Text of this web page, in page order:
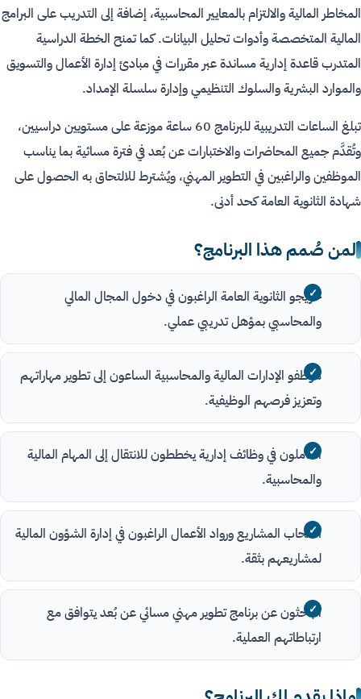
المخاطر المالية والالتزام بالمعايير المحاسبية، إضافة إلى التدريب على البرامج
المالية المتخصصة وأدوات تحليل البيانات. كما تمنح الخطة الدراسية
المتدرب قاعدة إدارية مساندة عبر مقررات في مبادئ إدارة الأعمال والتسويق
والموارد البشرية والسلوك التنظيمي وإدارة سلسلة الإمداد.
تبلغ الساعات التدريبية للبرنامج 60 ساعة موزعة على مستويين دراسيين،
وتُقدَّم جميع المحاضرات والاختبارات عن بُعد في فترة مسائية بما يناسب
الموظفين والراغبين في التطوير المهني، ويُشترط للالتحاق به الحصول على
شهادة الثانوية العامة كحد أدنى.
لمن صُمم هذا البرنامج؟
خريجو الثانوية العامة الراغبون في دخول المجال المالي
والمحاسبي بمؤهل تدريبي عملي.
موظفو الإدارات المالية والمحاسبية الساعون إلى تطوير مهاراتهم
وتعزيز فرصهم الوظيفية.
العاملون في وظائف إدارية يخططون للانتقال إلى المهام المالية
والمحاسبية.
أصحاب المشاريع ورواد الأعمال الراغبون في إدارة الشؤون المالية
لمشاريعهم بثقة.
الباحثون عن برنامج تطوير مهني مسائي عن بُعد يتوافق مع
ارتباطاتهم العملية.